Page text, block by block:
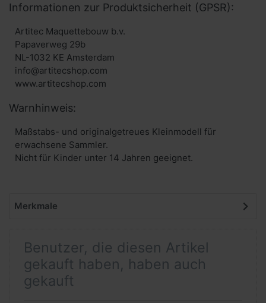
Informationen zur Produktsicherheit (GPSR):
Artitec Maquettebouw b.v.
Papaverweg 29b
NL-1032 KE Amsterdam
info@artitecshop.com
Warnhinweis:
Maßstabs- und originalgetreues Kleinmodell für
erwachsene Sammler.
Nicht für Kinder unter 14 Jahren geeignet.
Merkmale
Benutzer, die diesen Artikel
gekauft haben, haben auch
gekauft